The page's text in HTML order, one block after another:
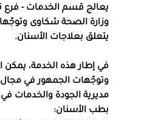
يعالج قسم الخدمات - فرع
وزارة الصحة شكاوى
يتعلق بعلاجات الأسنان.
في إطار هذه الخدمة،
وتوجّهات الجمهور في
مديرية الجودة والخدمات
بطب الأسنان: